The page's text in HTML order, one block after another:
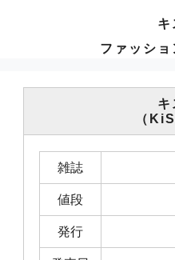
キ
ファッショ
キ
（
雑誌
値段
発行